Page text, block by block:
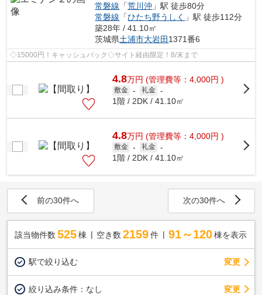
常磐線 「荒川沖 」駅 徒歩80分
常磐線 「ひたち野うしく
」駅 徒歩112分
築28年 / 41.10㎡
茨城県土浦市大岩田 1371番6
◇15000円！キャッシュバック◇サイト経由限定！8/末まで
4.8万円 (管理費等：4,000円 )
敷金 - 礼金 -
1階 / 2DK / 41.10㎡
4.8万円 (管理費等：4,000円 )
敷金 - 礼金 -
1階 / 2DK / 41.10㎡
前の30件へ 次の30件へ
該当物件数 525棟 空き数 2159 件 91～120 棟を表示
駅で絞り込む 変更
絞り込み条件： なし 変更